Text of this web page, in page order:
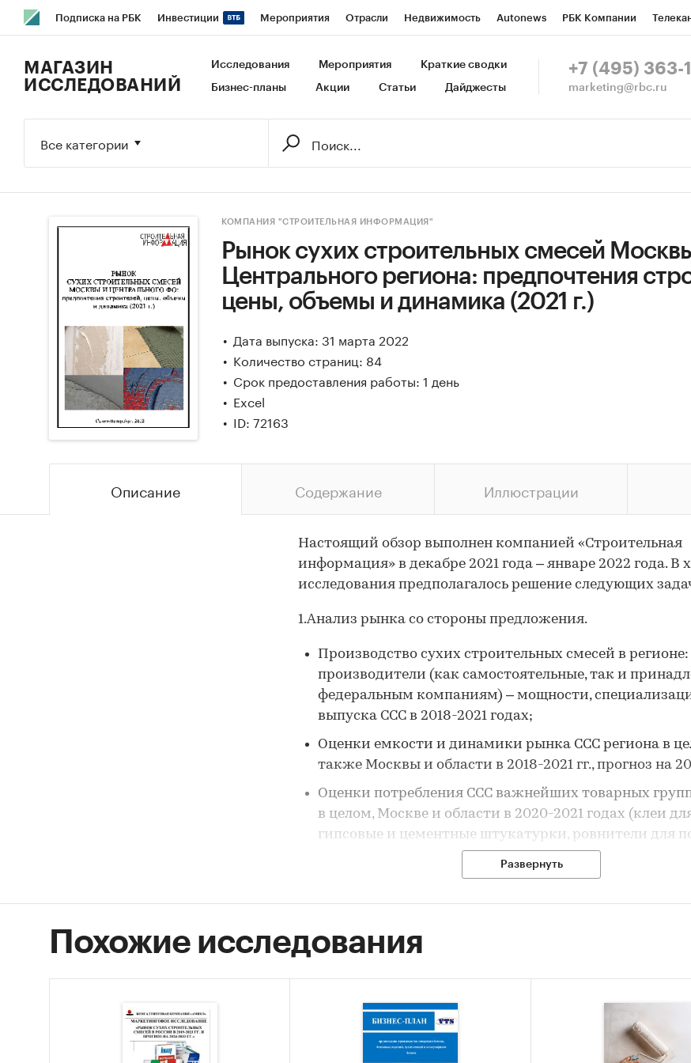
Подписка на РБК Инвестиции Мероприятия Отрасли Недвижимость Autonews РБК Компании
Исследования Кредитные рейтинги Франшизы Газета Спецпроекты СПб Конференции СПб Спецпроекты
МАГАЗИН
ИССЛЕДОВАНИЙ
Исследования Мероприятия Краткие сводки
Бизнес-планы Акции Статьи Дайджесты
+7 (495) 363-
marketing@rbc.ru
Все категории
КОМПАНИЯ "СТРОИТЕЛЬНАЯ ИНФОРМАЦИЯ"
Рынок сухих строительных смесей
Центрального региона: предпочтения
цены, объемы и динамика (2021 г.)
Дата выпуска: 31 марта 2022
Количество страниц: 84
Срок предоставления работы: 1 день
Excel
ID: 72163
Описание Содержание Иллюстрации
Настоящий обзор выполнен компанией «Строительная
информация» в декабре 2021 года – январе 2022 года. В
исследования предполагалось решение следующих
1.Анализ рынка со стороны предложения.
Производство сухих строительных смесей в
производители (как самостоятельные, так и
федеральным компаниям) – мощности,
выпуска ССС в 2018-2021 годах;
Оценки емкости и динамики рынка ССС региона в
также Москвы и области в 2018-2021 гг., прогноз на
Оценки потребления ССС важнейших товарных
в целом, Москве и области в 2020-2021 годах (клеи
гипсовые и цементные штукатурки, ровнители для
различных связующих, гипсовые, полимерные,
Доли рынка крупнейших игроков как по
Общая характеристика структуры спроса на ССС в
Средние розничные цены на ССС на момент
исследования в Москве и Воронеже. Динамика цен за
года в Москве.
2.Анализ предпочтений строителей Москвы и Воронежа
Развернуть
Похожие исследования